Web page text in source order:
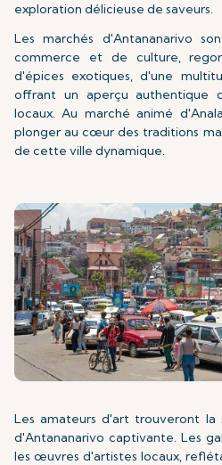
exploration délicieuse de saveurs.
Les marchés d'Antananarivo
commerce et de culture,
d'épices exotiques, d'une
offrant un aperçu authentique
locaux. Au marché animé
plonger au cœur des traditions
de cette ville dynamique.
Les amateurs d'art trouveront la
d'Antananarivo captivante. Les
les œuvres d'artistes locaux,